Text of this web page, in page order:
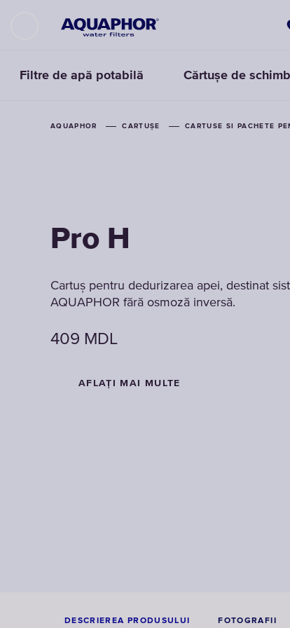
Filtre de apă potabilă Cărtușe de schimb
AQUAPHOR CARTUȘE CARTUSE SI PACHETE
Pro H
Cartuș pentru dedurizarea apei, destinat
AQUAPHOR fără osmoză inversă.
409 MDL
AFLAȚI MAI MULTE
AQUAPHOR CARTUȘE CARTUSE SI PACHETE
Pro H
Cartuș pentru dedurizarea apei, destinat
AQUAPHOR fără osmoză inversă.
409 MDL
AFLAȚI MAI MULTE
DESCRIEREA PRODUSULUI FOTOGRAFII